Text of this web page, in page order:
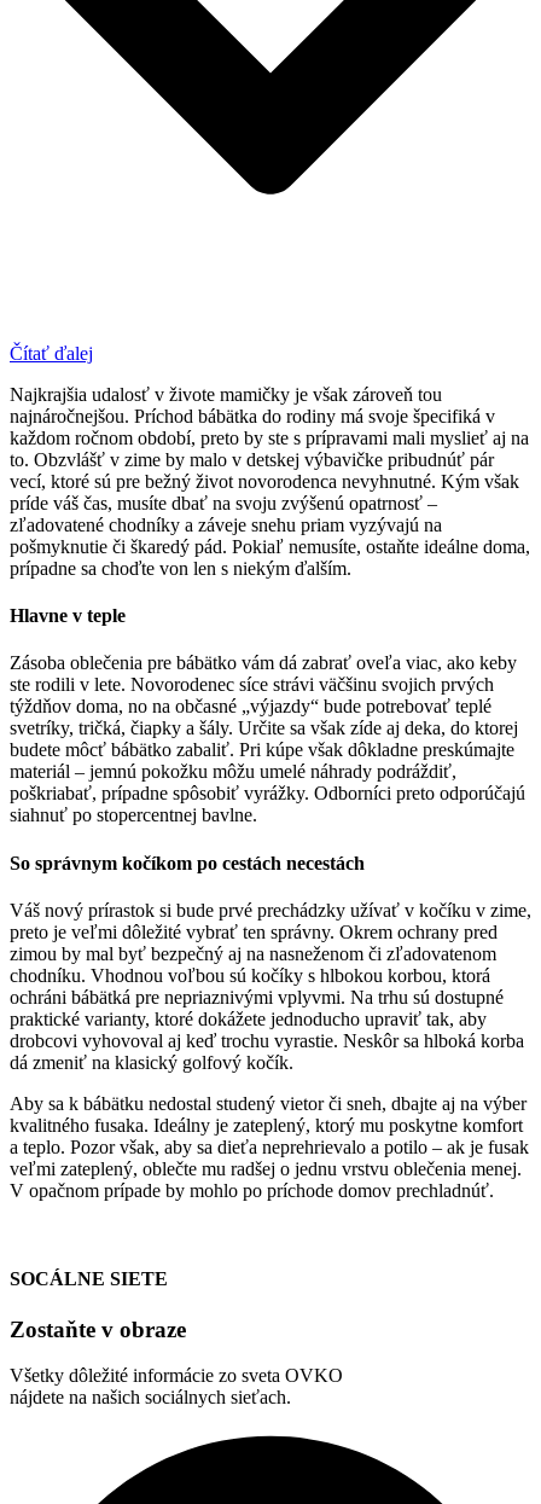
Čítať ďalej
Najkrajšia udalosť v živote mamičky je však zároveň tou
najnáročnejšou. Príchod bábätka do rodiny má svoje špecifiká v
každom ročnom období, preto by ste s prípravami mali myslieť aj na
to. Obzvlášť v zime by malo v detskej výbavičke pribudnúť pár
vecí, ktoré sú pre bežný život novorodenca nevyhnutné. Kým však
príde váš čas, musíte dbať na svoju zvýšenú opatrnosť –
zľadovatené chodníky a záveje snehu priam vyzývajú na
pošmyknutie či škaredý pád. Pokiaľ nemusíte, ostaňte ideálne doma,
prípadne sa choďte von len s niekým ďalším.
Hlavne v teple
Zásoba oblečenia pre bábätko vám dá zabrať oveľa viac, ako keby
ste rodili v lete. Novorodenec síce strávi väčšinu svojich prvých
týždňov doma, no na občasné „výjazdy“ bude potrebovať teplé
svetríky, tričká, čiapky a šály. Určite sa však zíde aj deka, do ktorej
budete môcť bábätko zabaliť. Pri kúpe však dôkladne preskúmajte
materiál – jemnú pokožku môžu umelé náhrady podráždiť,
poškriabať, prípadne spôsobiť vyrážky. Odborníci preto odporúčajú
siahnuť po stopercentnej bavlne.
So správnym kočíkom po cestách necestách
Váš nový prírastok si bude prvé prechádzky užívať v kočíku v zime,
preto je veľmi dôležité vybrať ten správny. Okrem ochrany pred
zimou by mal byť bezpečný aj na nasneženom či zľadovatenom
chodníku. Vhodnou voľbou sú kočíky s hlbokou korbou, ktorá
ochráni bábätká pre nepriaznivými vplyvmi. Na trhu sú dostupné
praktické varianty, ktoré dokážete jednoducho upraviť tak, aby
drobcovi vyhovoval aj keď trochu vyrastie. Neskôr sa hlboká korba
dá zmeniť na klasický golfový kočík.
Aby sa k bábätku nedostal studený vietor či sneh, dbajte aj na výber
kvalitného fusaka. Ideálny je zateplený, ktorý mu poskytne komfort
a teplo. Pozor však, aby sa dieťa neprehrievalo a potilo – ak je fusak
veľmi zateplený, oblečte mu radšej o jednu vrstvu oblečenia menej.
V opačnom prípade by mohlo po príchode domov prechladnúť.
SOCÁLNE SIETE
Zostaňte v obraze
Všetky dôležité informácie zo sveta OVKO
nájdete na našich sociálnych sieťach.